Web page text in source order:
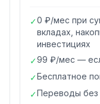
✓0 ₽/мес при
вкладах,
инвестициях
✓99 ₽/мес —
✓Бесплатное
✓Переводы без